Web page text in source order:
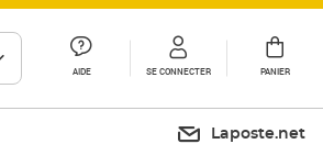
AIDE SE CONNECTER PANIER
Laposte.net